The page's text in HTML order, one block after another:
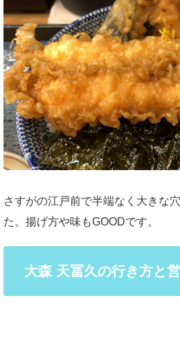
さすがの江戸前で半端なく大きな
た。揚げ方や味もGOODです。
大森 天冨久の行き方と